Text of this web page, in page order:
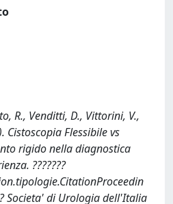
R., Venditti, D., Vittorini, V.,
Cistoscopia Flessibile vs
rigido nella diagnostica
???????
Societa' di Urologia dell'Italia